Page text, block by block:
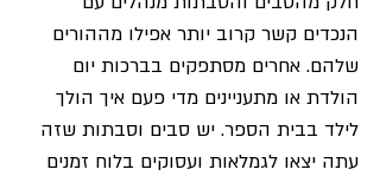
הנכדים קשר קרוב יותר אפילו מההורים
שלהם. אחרים מסתפקים בברכות יום
הולדת או מתעניינים מדי פעם איך הולך
לילד בבית הספר. יש סבים וסבתות שזה
עתה יצאו לגמלאות ועסוקים בלוח זמנים